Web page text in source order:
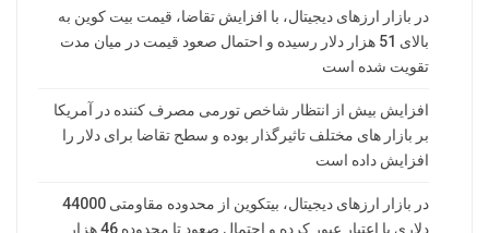
در بازار ارزهای دیجیتال، با افزایش تقاضا، قیمت بیت کوین به
بالای 51 هزار دلار رسیده و احتمال صعود قیمت در میان مدت
تقویت شده است
افزایش بیش از انتظار شاخص تورمی مصرف کننده در آمریکا
بر بازار های مختلف تاثیرگذار بوده و سطح تقاضا برای دلار را
افزایش داده است
در بازار ارزهای دیجیتال، بیتکوین از محدوده مقاومتی 44000
دلاری با اعتبار عبور کرده و احتمال صعود تا محدوده 46 هزار